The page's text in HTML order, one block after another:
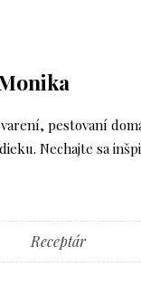
pestovaní
Nechajte sa
Receptár